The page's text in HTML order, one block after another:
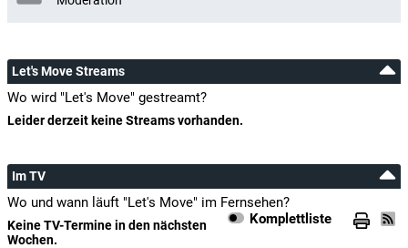
Let's Move Streams
Wo wird "Let's Move" gestreamt?
Leider derzeit keine Streams vorhanden.
Im TV
Wo und wann läuft "Let's Move" im Fernsehen?
Komplettliste
Keine TV-Termine in den nächsten
Wochen.